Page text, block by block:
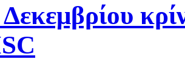
Δεκεμβρίου